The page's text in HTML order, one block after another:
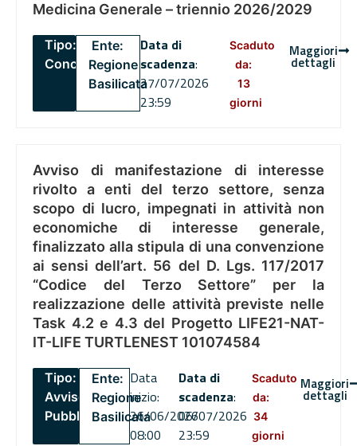
Medicina Generale – triennio 2026/2029
Tipo:
Concorsi
Ente:
Regione
Basilicata
Data di
scadenza:
27/07/2026
23:59
Scaduto
da:
13
giorni
Maggiori
dettagli
Avviso di manifestazione di interesse
rivolto a enti del terzo settore, senza
scopo di lucro, impegnati in attività non
economiche di interesse generale,
finalizzato alla stipula di una convenzione
ai sensi dell’art. 56 del D. Lgs. 117/2017
“Codice del Terzo Settore” per la
realizzazione delle attività previste nelle
Task 4.2 e 4.3 del Progetto LIFE21-NAT-
IT-LIFE TURTLENEST 101074584
Tipo:
Avviso
Pubblico
Ente:
Regione
Basilicata
Data
inizio:
26/06/2026
08:00
Data di
scadenza:
06/07/2026
23:59
Scaduto
da:
34
giorni
Maggiori
dettagli